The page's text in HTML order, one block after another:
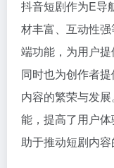
抖音短剧作为E导
材丰富、互动性
端功能，为用户
同时也为创作者
内容的繁荣与发
能，提高了用户
助于推动短剧内容